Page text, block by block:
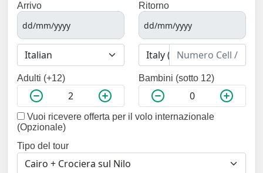
Arrivo Ritorno
Adulti (+12) Bambini (sotto 12)
Vuoi ricevere offerta per il volo internazionale
(Opzionale)
Tipo del tour